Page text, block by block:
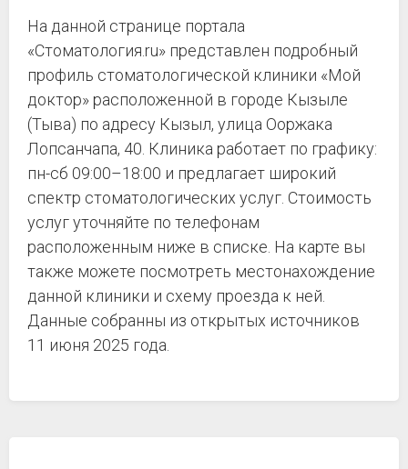
На данной странице портала
«Стоматология.ru» представлен подробный
профиль стоматологической клиники «Мой
доктор» расположенной в городе Кызыле
(Тыва) по адресу Кызыл, улица Ооржака
Лопсанчапа, 40. Клиника работает по графику:
пн-сб 09:00–18:00 и предлагает широкий
спектр стоматологических услуг. Стоимость
услуг уточняйте по телефонам
расположенным ниже в списке. На карте вы
также можете посмотреть местонахождение
данной клиники и схему проезда к ней.
Данные собранны из открытых источников
11 июня 2025 года.